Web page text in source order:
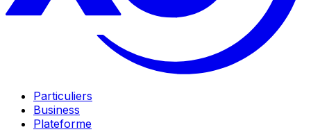
Particuliers
Business
Plateforme